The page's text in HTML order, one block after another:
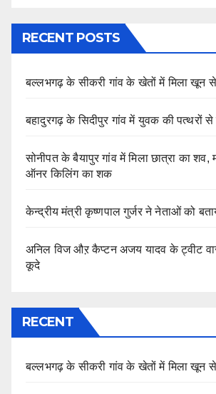
RECENT POSTS
बल्लभगढ़ के सीकरी गांव के खेतों में मिला खून
बहादुरगढ़ के सिदीपुर गांव में युवक की पत्थरों से
सोनीपत के बैयापुर गांव में मिला छात्रा का शव,
ऑनर किलिंग का शक
केन्द्रीय मंत्री कृष्णपाल गुर्जर ने नेताओं को
अनिल विज औऱ कैप्टन अजय यादव के ट्वीट वार
कूदे
RECENT
बल्लभगढ़ के सीकरी गांव के खेतों में मिला खून